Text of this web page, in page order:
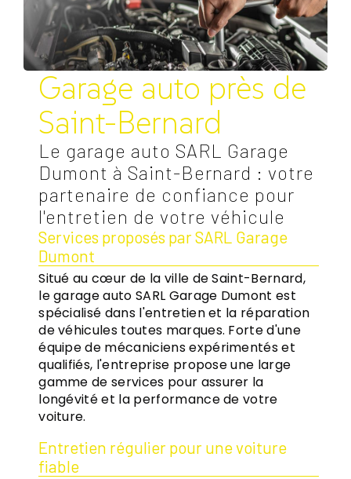
Garage auto près de
Saint-Bernard
Le garage auto SARL Garage
Dumont à Saint-Bernard : votre
partenaire de confiance pour
l'entretien de votre véhicule
Services proposés par SARL Garage
Dumont
Situé au cœur de la ville de Saint-Bernard,
le garage auto SARL Garage Dumont est
spécialisé dans l'entretien et la réparation
de véhicules toutes marques. Forte d'une
équipe de mécaniciens expérimentés et
qualifiés, l'entreprise propose une large
gamme de services pour assurer la
longévité et la performance de votre
voiture.
Entretien régulier pour une voiture
fiable